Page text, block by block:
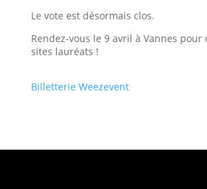
Le vote est désormais clos.
Rendez-vous le 9 avril à Vannes pour
sites lauréats !
Billetterie Weezevent